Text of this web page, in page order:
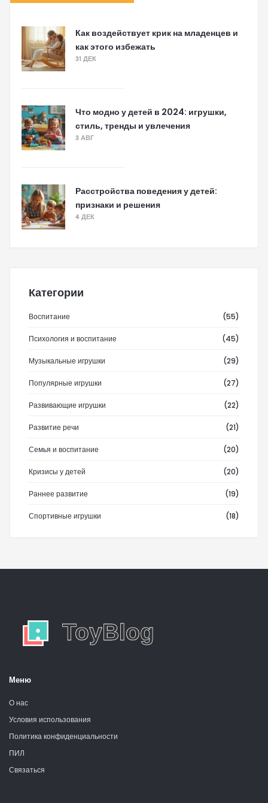
Как воздействует крик на младенцев и
как этого избежать
31 ДЕК
Что модно у детей в 2024: игрушки,
стиль, тренды и увлечения
3 АВГ
Расстройства поведения у детей:
признаки и решения
4 ДЕК
Категории
Воспитание (55)
Психология и воспитание (45)
Музыкальные игрушки (29)
Популярные игрушки (27)
Развивающие игрушки (22)
Развитие речи (21)
Семья и воспитание (20)
Кризисы у детей (20)
Раннее развитие (19)
Спортивные игрушки (18)
Меню
О нас
Условия использования
Политика конфиденциальности
ПИЛ
Связаться